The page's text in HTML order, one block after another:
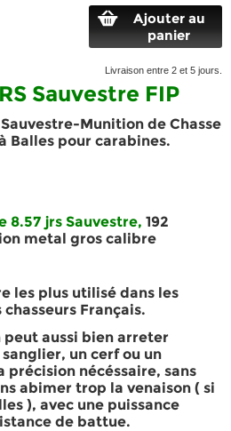
Ajouter au
panier
Livraison entre 2 et 5 jours.
Sauvestre FIP
Munition de Chasse
Balles pour carabines.
8.57 jrs Sauvestre, 192
metal gros calibre
les plus utilisé dans les
Français.
aussi bien arreter
un cerf ou un
précision nécéssaire, sans
abimer trop la venaison ( si
), avec une puissance
de battue.